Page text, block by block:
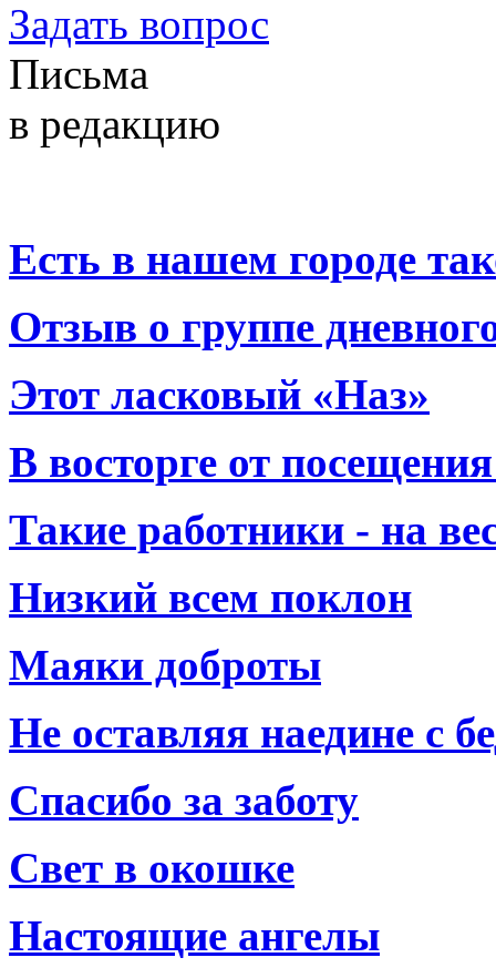
Задать вопрос
Письма
в редакцию
Есть в нашем городе
Отзыв о группе
Этот ласковый «Наз»
В восторге от
Такие работники - на
Низкий всем поклон
Маяки доброты
Не оставляя наедине с
Спасибо за заботу
Свет в окошке
Настоящие ангелы